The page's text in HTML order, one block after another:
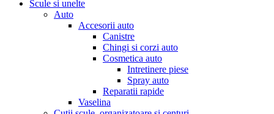
Scule si unelte
Auto
Accesorii auto
Canistre
Chingi si corzi auto
Cosmetica auto
Intretinere piese
Spray auto
Reparatii rapide
Vaselina